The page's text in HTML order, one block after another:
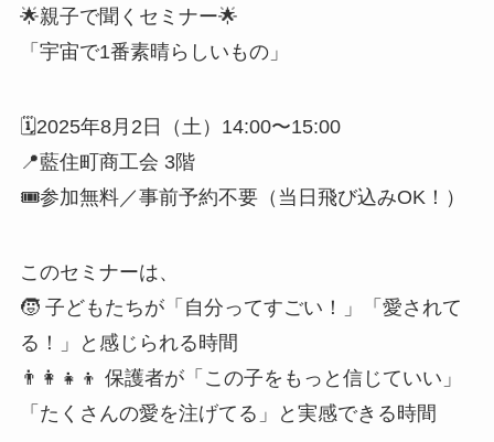
🌟親子で聞くセミナー🌟
「宇宙で1番素晴らしいもの」
🗓2025年8月2日（土）14:00〜15:00
📍藍住町商工会 3階
🎟参加無料／事前予約不要（当日飛び込みOK！）
このセミナーは、
🧒 子どもたちが「自分ってすごい！」「愛されて
る！」と感じられる時間
👨‍👩‍👧‍👦 保護者が「この子をもっと信じていい」
「たくさんの愛を注げてる」と実感できる時間